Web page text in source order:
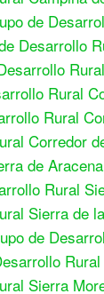
de
Desarrollo
Rural
Rural
Corredor
de
Rural
Sierra de
de
Sierra